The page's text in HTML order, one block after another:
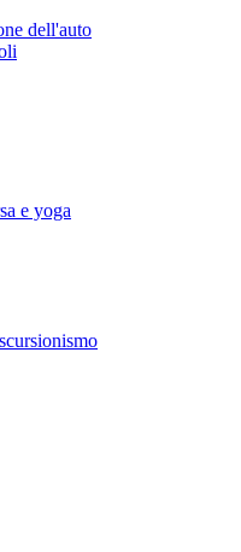
dell'auto
e yoga